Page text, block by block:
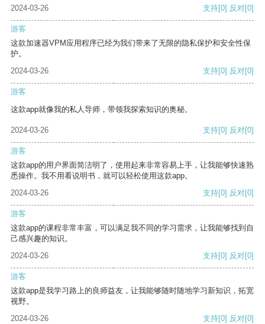
2024-03-26
支持[0] 反对[0]
游客
这款加速器VPM应用程序已经为我们带来了无限的隐私保护和安全性保
护。
2024-03-26
支持[0] 反对[0]
游客
这款app就像我的私人导师，带领我探索知识的奥秘。
2024-03-26 支持[0] 反对[0]
游客
这款app的用户界面简洁明了，使用起来非常容易上手，让我能够快速熟
悉操作。我不用看说明书，就可以轻松使用这款app。
2024-03-26
支持[0] 反对[0]
游客
这款app的课程非常丰富，可以满足我不同的学习需求，让我能够找到自
己感兴趣的知识。
2024-03-26
支持[0] 反对[0]
游客
这款app是我学习路上的良师益友，让我能够随时随地学习新知识，拓宽
视野。
2024-03-26
支持[0] 反对[0]